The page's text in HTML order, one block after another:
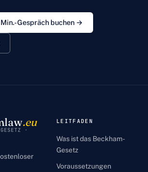
Gespräch buchen →
.eu
·
LEITFADEN
Was ist das Beckham-
Gesetz
Voraussetzungen